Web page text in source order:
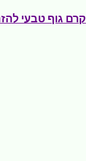
קרם גוף טבעי